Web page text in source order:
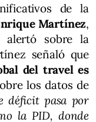
de la
Martínez,
alertó sobre la
señaló que
del travel es
los datos de
déficit pasa por
la PID, donde